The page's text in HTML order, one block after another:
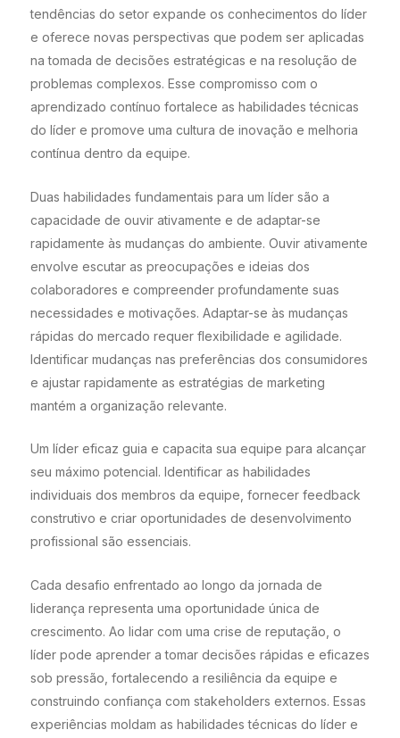
tendências do setor expande os conhecimentos do líder
e oferece novas perspectivas que podem ser aplicadas
na tomada de decisões estratégicas e na resolução de
problemas complexos. Esse compromisso com o
aprendizado contínuo fortalece as habilidades técnicas
do líder e promove uma cultura de inovação e melhoria
contínua dentro da equipe.
Duas habilidades fundamentais para um líder são a
capacidade de ouvir ativamente e de adaptar-se
rapidamente às mudanças do ambiente. Ouvir ativamente
envolve escutar as preocupações e ideias dos
colaboradores e compreender profundamente suas
necessidades e motivações. Adaptar-se às mudanças
rápidas do mercado requer flexibilidade e agilidade.
Identificar mudanças nas preferências dos consumidores
e ajustar rapidamente as estratégias de marketing
mantém a organização relevante.
Um líder eficaz guia e capacita sua equipe para alcançar
seu máximo potencial. Identificar as habilidades
individuais dos membros da equipe, fornecer feedback
construtivo e criar oportunidades de desenvolvimento
profissional são essenciais.
Cada desafio enfrentado ao longo da jornada de
liderança representa uma oportunidade única de
crescimento. Ao lidar com uma crise de reputação, o
líder pode aprender a tomar decisões rápidas e eficazes
sob pressão, fortalecendo a resiliência da equipe e
construindo confiança com stakeholders externos. Essas
experiências moldam as habilidades técnicas do líder e